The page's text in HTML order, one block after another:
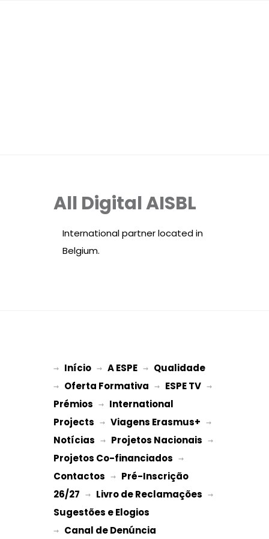
All Digital AISBL
International partner located in
Belgium.
→ Início → A ESPE → Qualidade
→ Oferta Formativa → ESPE TV
Prémios → International
Projects → Viagens Erasmus+
Notícias → Projetos Nacionais
Projetos Co-financiados
Contactos → Pré-Inscrição
26/27 → Livro de Reclamações
Sugestões e Elogios
→